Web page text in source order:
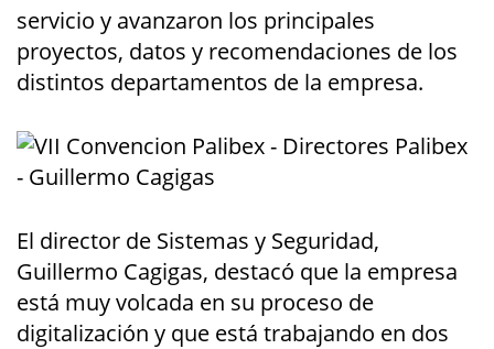
servicio y avanzaron los principales
proyectos, datos y recomendaciones de los
distintos departamentos de la empresa.
El director de Sistemas y Seguridad,
Guillermo Cagigas, destacó que la empresa
está muy volcada en su proceso de
digitalización y que está trabajando en dos